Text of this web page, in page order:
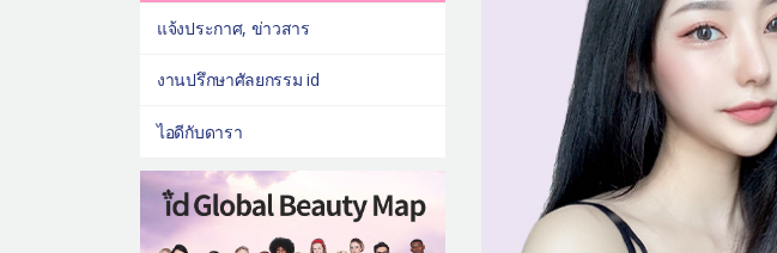
แจ้งประกาศ, ข่าวสาร
งานปรึกษาศัลยกรรม id
ไอดีกับดารา